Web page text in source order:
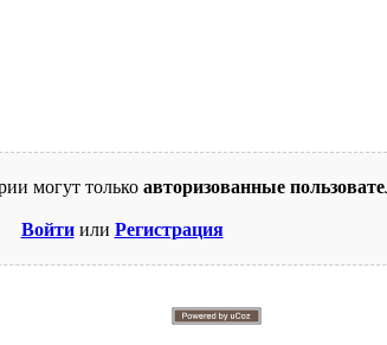
могут только авторизованные
Войтиили Регистрация